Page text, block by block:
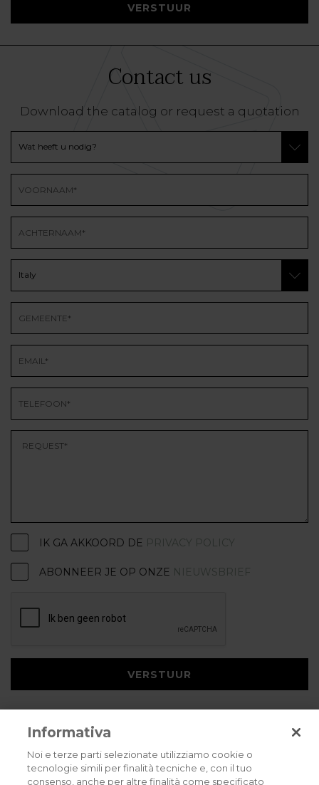
VERSTUUR
Contact us
Download the catalog or request a quotation
IK GA AKKOORD DE PRIVACY POLICY
ABONNEER JE OP ONZE NIEUWSBRIEF
VERSTUUR
Informativa
Noi e terze parti selezionate utilizziamo cookie o
tecnologie simili per finalità tecniche e, con il tuo
consenso, anche per altre finalità come specificato